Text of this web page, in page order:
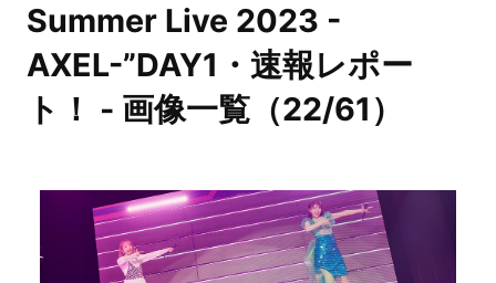
Summer Live 2023 -
AXEL-”DAY1・速報レポー
ト！ - 画像一覧（22/61）